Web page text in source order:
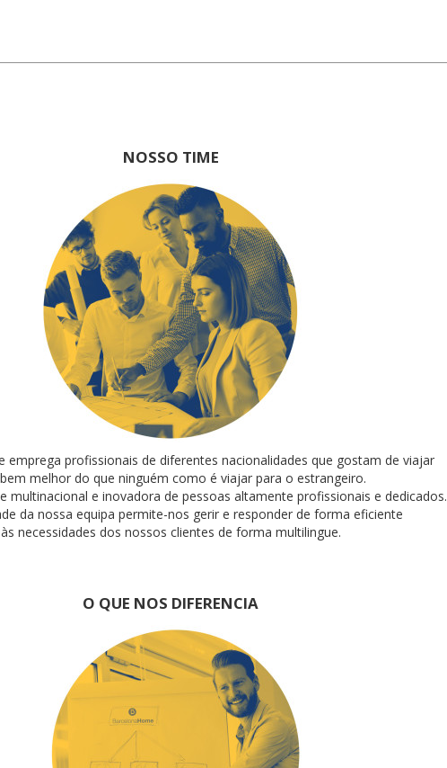
NOSSO TIME
emprega profissionais de diferentes nacionalidades que gostam de viajar
melhor do que ninguém como é viajar para o estrangeiro.
multinacional e inovadora de pessoas altamente profissionais e dedicados.
da nossa equipa permite-nos gerir e responder de forma eficiente
às necessidades dos nossos clientes de forma multilingue.
O QUE NOS DIFERENCIA